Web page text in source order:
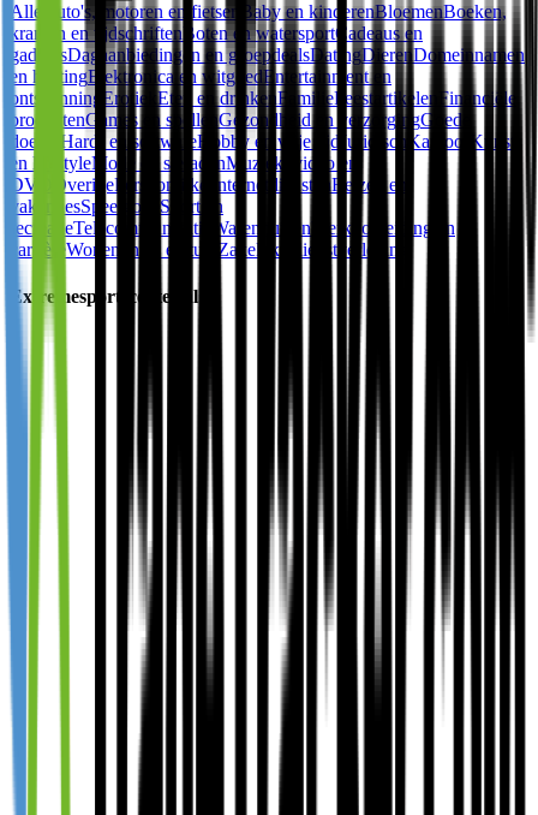
Alle Auto's, motoren en fietsen Baby en kinderenBloemenBoeken,
kranten en tijdschriften Boten en watersportCadeaus en
gadgetsDagaanbiedingen en groepdealsDatingDierenDomeinnamen
en hostingElektronica en witgoedEntertainment en
ontspanning Erotiek Eten en drinkenFamilieFeestartikelen Financiële
productenGames en spellenGezondheid en verzorgingGoede
doelen
Hard- en softwareHobby en vrije tijd Juridisch Kantoor
Kunst
en lifestyleMode en sieradenMuziek, video en
DVD
OverigePersoonlijke internetdienstenReizen en
vakantiesSpeelgoed Sport en
recreatieTelecommunicatie Warenhuizen Werk, opleiding en
carrièreWonen, huis en tuin Zakelijke dienstverlening
Extremesportscenter.nl